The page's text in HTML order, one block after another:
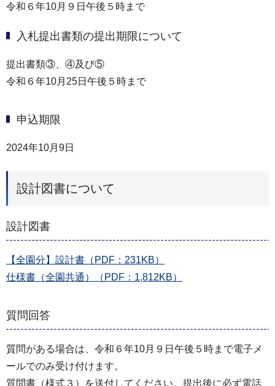
令和６年10月９日午後５時まで
入札提出書類の提出期限について
提出書類③、④及び⑤
令和６年10月25日午後５時まで
申込期限
2024年10月9日
設計図書について
設計図書
【全園分】設計書（PDF：231KB）
仕様書（全園共通）（PDF：1,812KB）
質問回答
質問がある場合は、令和６年10月９日午後５時まで電子メ
ールでのみ受け付けます。
質問書（様式３）を送付してください。提出後に必ず電話